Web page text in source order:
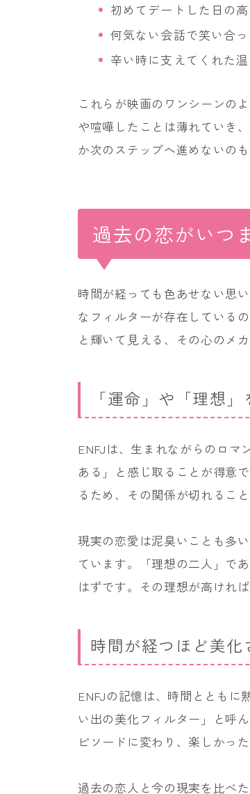
初めてデートした日の
何気ない会話で笑い合
辛い時に支えてくれた
これらが映画のワンシーンの
や喧嘩したことは薄れていき
か次のステップへ進めないの
過去の恋がいつ
時間が経っても色あせない思
なフィルターが存在している
と輝いて見える、その心のメ
「運命」や「理想
ENFJは、生まれながらのロ
ある」と感じ取ることが得意
るため、その関係が切れるこ
現実の恋愛は泥臭いことも多
ています。「理想の二人」で
はずです。その理想が高けれ
時間が経つほど美
ENFJの記憶は、時間ととも
い出の美化フィルター」と呼
ピソードに変わり、楽しかっ
過去の恋人と今の現実を比べ